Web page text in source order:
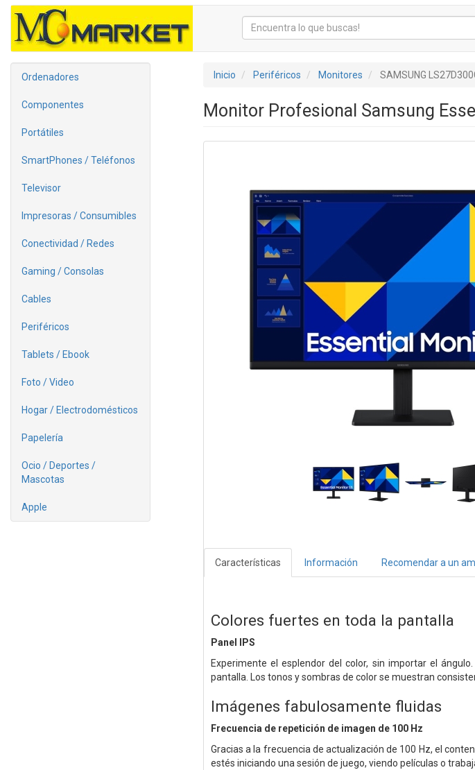
Ordenadores
Componentes
Portátiles
SmartPhones / Teléfonos
Televisor
Impresoras / Consumibles
Conectividad / Redes
Gaming / Consolas
Cables
Periféricos
Tablets / Ebook
Foto / Video
Hogar / Electrodomésticos
Papelería
Ocio / Deportes /
Mascotas
Apple
Inicio Periféricos Monitores SAMSUNG
Monitor Profesional Samsung
Características Información Recomendar a un
Colores fuertes en toda la pantalla
Panel IPS
Experimente el esplendor del color, sin importar el
pantalla. Los tonos y sombras de color se muestran
Imágenes fabulosamente fluidas
Frecuencia de repetición de imagen de 100 Hz
Gracias a la frecuencia de actualización de 100 Hz, el
estés iniciando una sesión de juego, viendo películas o